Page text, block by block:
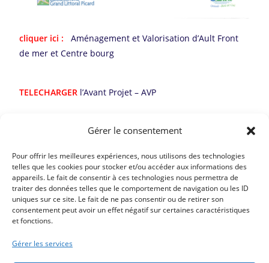
Gérer le consentement
Pour offrir les meilleures expériences, nous utilisons des technologies
telles que les cookies pour stocker et/ou accéder aux informations des
appareils. Le fait de consentir à ces technologies nous permettra de
traiter des données telles que le comportement de navigation ou les ID
uniques sur ce site. Le fait de ne pas consentir ou de retirer son
consentement peut avoir un effet négatif sur certaines caractéristiques
et fonctions.
Gérer les services
cliquer ici :Aménagement et Valorisation d’Ault Front
de mer et Centre bourg
TELECHARGER l’Avant Projet – AVP
BILAN DE LA CONCERTATION
Article précédent
RECRUTEMENT DES SAPEURS-POMPIERS